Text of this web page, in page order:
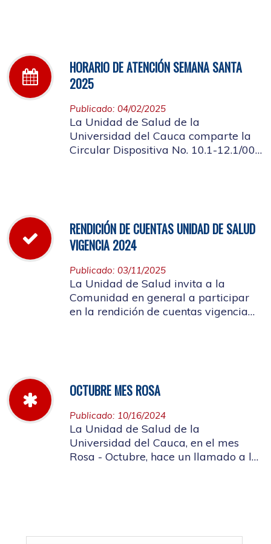
HORARIO DE ATENCIÓN SEMANA SANTA
2025
Publicado: 04/02/2025
La Unidad de Salud de la
Universidad del Cauca comparte la
Circular Dispositiva No. 10.1-12.1/002
RENDICIÓN DE CUENTAS UNIDAD DE SALUD
VIGENCIA 2024
Publicado: 03/11/2025
La Unidad de Salud invita a la
Comunidad en general a participar
en la rendición de cuentas vigencia
OCTUBRE MES ROSA
Publicado: 10/16/2024
La Unidad de Salud de la
Universidad del Cauca, en el mes
Rosa - Octubre, hace un llamado a la